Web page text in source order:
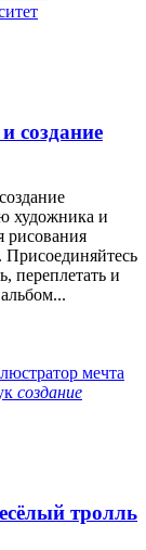
создание
художника и
рисования
переплетать и
мечта
создание
тролль